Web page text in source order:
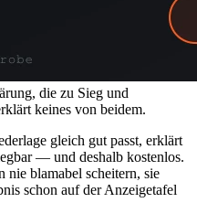
die zu Sieg und
keines von beidem.
gleich gut passt, erklärt
— und deshalb kostenlos.
nie blamabel scheitern, sie
schon auf der Anzeigetafel